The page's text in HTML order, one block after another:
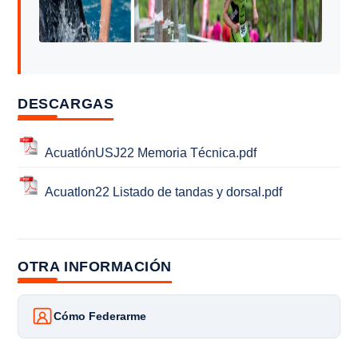
DESCARGAS
AcuatlónUSJ22 Memoria Técnica.pdf
Acuatlon22 Listado de tandas y dorsal.pdf
OTRA INFORMACIÓN
Cómo Federarme